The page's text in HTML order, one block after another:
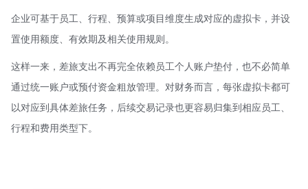
企业可基于员工、行程、预算或项目维度生成对应的虚拟卡，并设
置使用额度、有效期及相关使用规则。
这样一来，差旅支出不再完全依赖员工个人账户垫付，也不必简单
通过统一账户或预付资金粗放管理。对财务而言，每张虚拟卡都可
以对应到具体差旅任务，后续交易记录也更容易归集到相应员工、
行程和费用类型下。